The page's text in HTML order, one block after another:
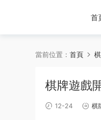
首
當前位置： 首頁
棋牌遊戲
12-24 棋